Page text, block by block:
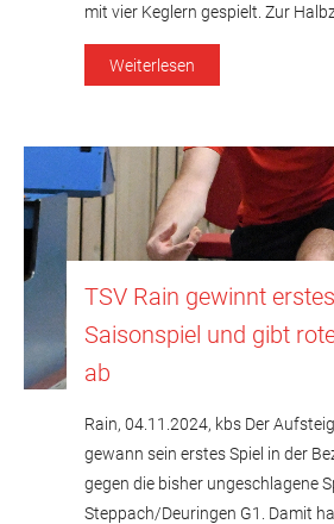
mit vier Keglern gespielt. Zur
Rainer überraschend 2 zu 0 in
Zinnecker mit 482 Holz unterlag bei
Weiterlesen
TSV Rain gewinnt erstes
Saisonspiel und gibt
ab
Rain, 04.11.2024, kbs Der
gewann sein erstes Spiel in der
gegen die bisher ungeschlagene
Steppach/Deuringen G1. Damit